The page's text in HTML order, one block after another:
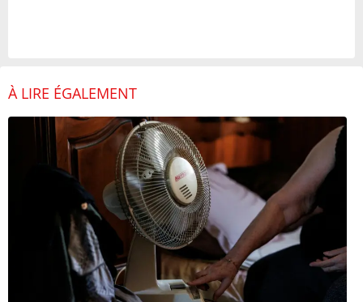
À LIRE ÉGALEMENT